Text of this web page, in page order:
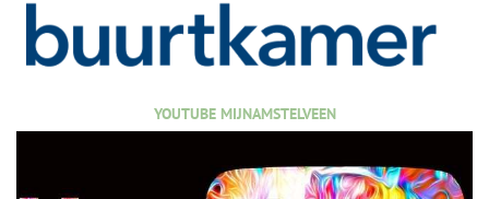
YOUTUBE MIJNAMSTELVEEN